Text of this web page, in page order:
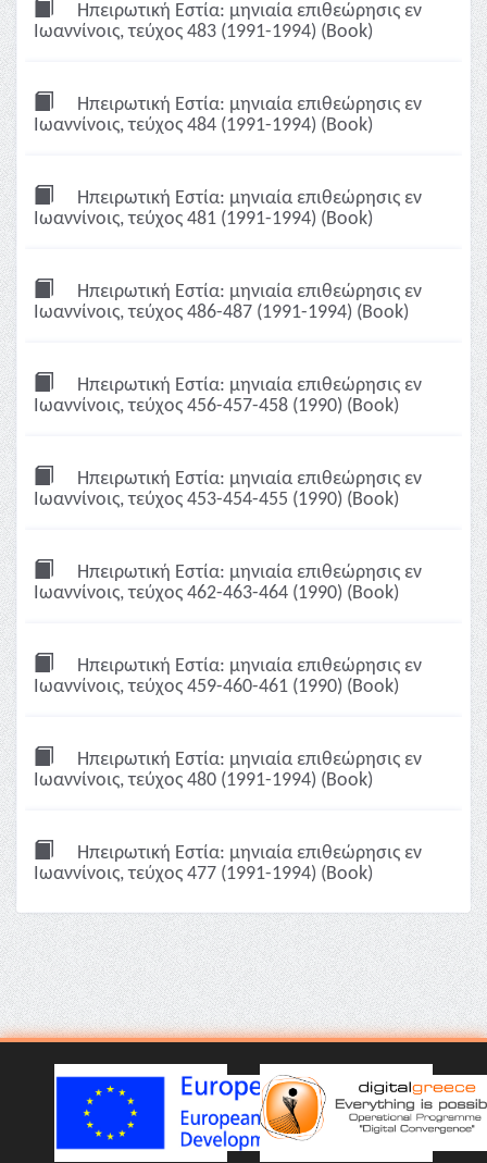
Ηπειρωτική Εστία: μηνιαία επιθεώρησις εν
Ιωαννίνοις, τεύχος 483 (1991-1994) (Book)
Ηπειρωτική Εστία: μηνιαία επιθεώρησις εν
Ιωαννίνοις, τεύχος 484 (1991-1994) (Book)
Ηπειρωτική Εστία: μηνιαία επιθεώρησις εν
Ιωαννίνοις, τεύχος 481 (1991-1994) (Book)
Ηπειρωτική Εστία: μηνιαία επιθεώρησις εν
Ιωαννίνοις, τεύχος 486-487 (1991-1994) (Book)
Ηπειρωτική Εστία: μηνιαία επιθεώρησις εν
Ιωαννίνοις, τεύχος 456-457-458 (1990) (Book)
Ηπειρωτική Εστία: μηνιαία επιθεώρησις εν
Ιωαννίνοις, τεύχος 453-454-455 (1990) (Book)
Ηπειρωτική Εστία: μηνιαία επιθεώρησις εν
Ιωαννίνοις, τεύχος 462-463-464 (1990) (Book)
Ηπειρωτική Εστία: μηνιαία επιθεώρησις εν
Ιωαννίνοις, τεύχος 459-460-461 (1990) (Book)
Ηπειρωτική Εστία: μηνιαία επιθεώρησις εν
Ιωαννίνοις, τεύχος 480 (1991-1994) (Book)
Ηπειρωτική Εστία: μηνιαία επιθεώρησις εν
Ιωαννίνοις, τεύχος 477 (1991-1994) (Book)